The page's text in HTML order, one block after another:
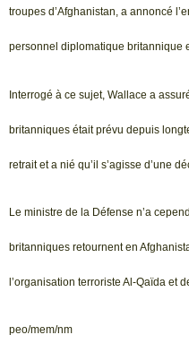
troupes d’Afghanistan, a annoncé
personnel diplomatique britannique
Interrogé à ce sujet, Wallace a
britanniques était prévu depuis
retrait et a nié qu’il s’agisse d’une
Le ministre de la Défense n’a
britanniques retournent en
l’organisation terroriste Al-Qaïda et
peo/mem/nm